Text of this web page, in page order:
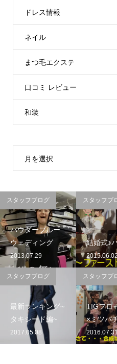
ドレス情報
ネイル
まつ毛エクステ
口コミ レビュー
和装
月を選択
パウダーブルー
ウェディング
2013.07.29
スタッフブログ
結婚式♪
スタッフブ
最新ランキング~
タキシード編~
2017.05.08
スタッフブログ
TIGフロ
×ミツバ
スタッフブ